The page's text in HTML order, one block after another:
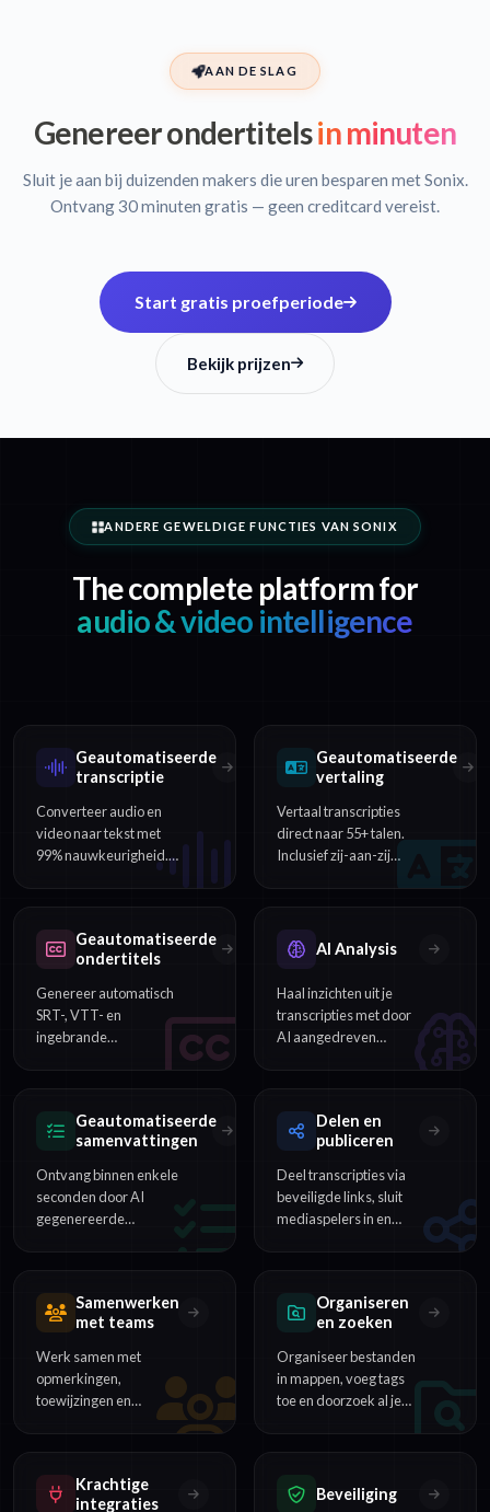
AAN DE SLAG
Genereer ondertitelsin minuten
Sluit je aan bij duizenden makers die uren besparen met Sonix.
Ontvang 30 minuten gratis — geen creditcard vereist.
Start gratis proefperiode
Bekijk prijzen
ANDERE GEWELDIGE FUNCTIES VAN SONIX
The complete platform for
audio & video intelligence
Geautomatiseerde
transcriptie
Converteer audio en
video naar tekst met
99% nauwkeurigheid.
tijdstempels op
woordniveau.
Geautomatiseerde
vertaling
Vertaal transcripties
direct naar 55+ talen.
Inclusief zij-aan-zij
Geautomatiseerde
ondertitels
Genereer automatisch
SRT-, VTT- en
ingebrande
videoplatform.
AI Analysis
Haal inzichten uit je
transcripties met door
AI aangedreven
Geautomatiseerde
samenvattingen
Ontvang binnen enkele
seconden door AI
gegenereerde
aan content.
Delen en
publiceren
Deel transcripties via
beveiligde links, sluit
mediaspelers in en
Samenwerken
met teams
Werk samen met
opmerkingen,
toewijzingen en
realtime bewerking.
vergaderingen
Organiseren
en zoeken
Organiseer bestanden
in mappen, voeg tags
toe en doorzoek al je
Krachtige
integraties
Beveiliging